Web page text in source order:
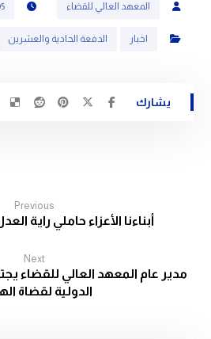
المعهد العالي للقضاء
اخبار الدفعة الحادية والعشرين
Previous
أبناءنا الأعزاء حاملي راية
Next
مدير عام المعهد العالي للقضاء
الدولية لقضاة